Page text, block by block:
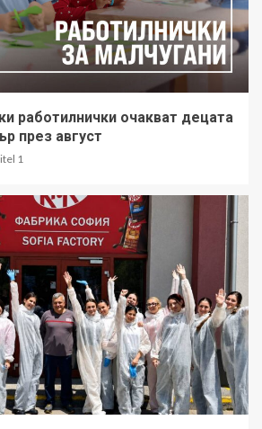
работилнички очакват децата
през август
1